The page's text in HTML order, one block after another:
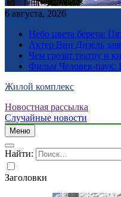
6 августа, 2026
Небо цвета берета:
Актер Вин Дизель
Чем грозят театру и
Фильм Человек-паук:
Жилой комплекс
Новостная рассылка
Случайные новости
Меню
Найти:
Заголовки